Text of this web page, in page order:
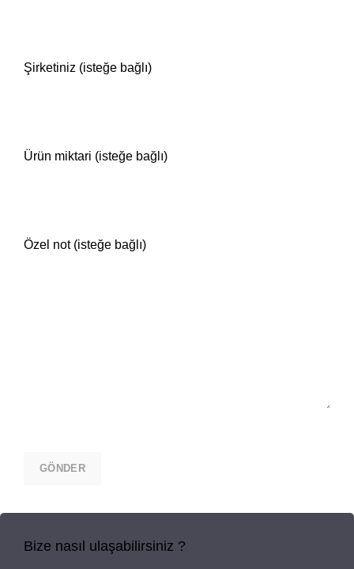
Şirketiniz (isteğe bağlı)
Ürün miktari (isteğe bağlı)
Özel not (isteğe bağlı)
Bize nasıl ulaşabilirsiniz ?